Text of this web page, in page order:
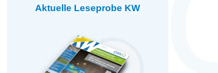
Aktuelle Leseprobe KW